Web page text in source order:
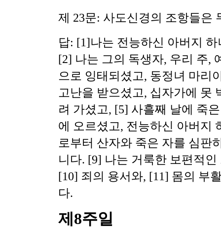
제 23문: 사도신경의 조항들은
답: [1]나는 전능하신 아버지
[2] 나는 그의 독생자, 우리 주,
으로 잉태되셨고, 동정녀 마리
고난을 받으셨고, 십자가에 못
려 가셨고, [5] 사흘째 날에 죽
에 오르셨고, 전능하신 아버지
로부터 산자와 죽은 자를 심판
니다. [9] 나는 거룩한 보편적
[10] 죄의 용서와, [11] 몸의 부
다.
제8주일